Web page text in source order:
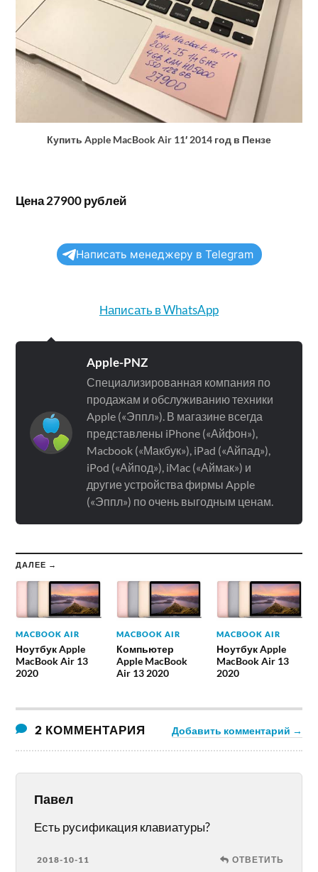
Купить Apple MacBook Air 11′ 2014 год в Пензе
Цена 27900 рублей
Написать менеджеру в Telegram
Написать в WhatsApp
Apple-PNZ
Специализированная компания по
продажам и обслуживанию техники
Apple («Эппл»). В магазине всегда
представлены iPhone («Айфон»),
Macbook («Макбук»), iPad («Айпад»),
iPod («Айпод»), iMac («Аймак») и
другие устройства фирмы Apple
(«Эппл») по очень выгодным ценам.
ДАЛЕЕ →
MACBOOK AIR
Ноутбук Apple
MacBook Air 13
2020
MACBOOK AIR
Компьютер
Apple MacBook
Air 13 2020
MACBOOK AIR
Ноутбук Apple
MacBook Air 13
2020
2 КОММЕНТАРИЯ Добавить комментарий →
Павел
Есть русификация клавиатуры?
2018-10-11 ОТВЕТИТЬ